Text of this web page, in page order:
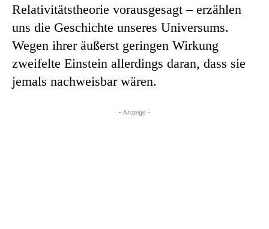
Relativitätstheorie vorausgesagt – erzählen
uns die Geschichte unseres Universums.
Wegen ihrer äußerst geringen Wirkung
zweifelte Einstein allerdings daran, dass sie
jemals nachweisbar wären.
- Anzeige -